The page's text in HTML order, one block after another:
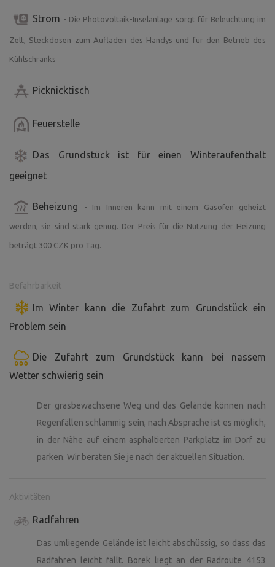
Strom - Die Photovoltaik-Inselanlage sorgt für Beleuchtung im
Zelt, Steckdosen zum Aufladen des Handys und für den Betrieb des
Kühlschranks
Picknicktisch
Feuerstelle
Das Grundstück ist für einen Winteraufenthalt
geeignet
Beheizung - Im Inneren kann mit einem Gasofen geheizt
werden, sie sind stark genug. Der Preis für die Nutzung der Heizung
beträgt 300 CZK pro Tag.
Befahrbarkeit
Im Winter kann die Zufahrt zum Grundstück ein
Problem sein
Die Zufahrt zum Grundstück kann bei nassem
Wetter schwierig sein
Der grasbewachsene Weg und das Gelände können nach
Regenfällen schlammig sein, nach Absprache ist es möglich,
in der Nähe auf einem asphaltierten Parkplatz im Dorf zu
parken. Wir beraten Sie je nach der aktuellen Situation.
Aktivitäten
Radfahren
Das umliegende Gelände ist leicht abschüssig, so dass das
Radfahren leicht fällt. Borek liegt an der Radroute 4153